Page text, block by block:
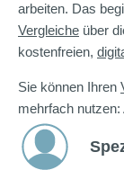
arbeiten. Das
Vergleiche über
kostenfreien,
Sie können Ihren
mehrfach nutzen: